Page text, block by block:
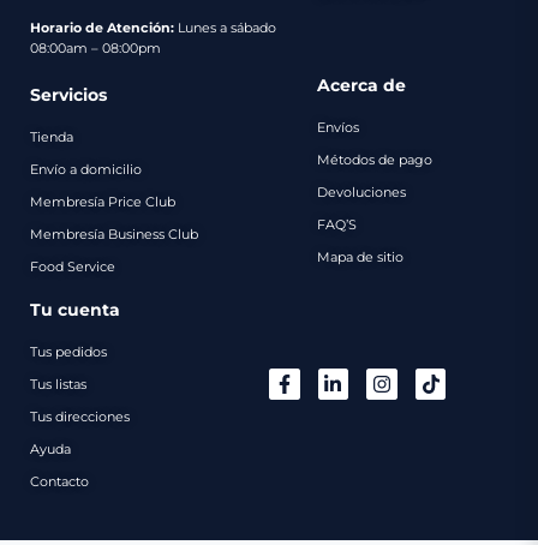
Horario de Atención: Lunes a sábado
08:00am – 08:00pm
Servicios
Tienda
Envío a domicilio
Membresía Price Club
Membresía Business Club
Food Service
Acerca de
Envíos
Métodos de pago
Devoluciones
FAQ’S
Mapa de sitio
Tu cuenta
Tus pedidos
Tus listas
Tus direcciones
Ayuda
Contacto